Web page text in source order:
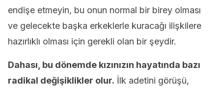
endişe etmeyin, bu onun normal bir birey olması
ve gelecekte başka erkeklerle kuracağı ilişkilere
hazırlıklı olması için gerekli olan bir şeydir.
Dahası, bu dönemde kızınızın hayatında bazı
radikal değişiklikler olur. İlk adetini görüşü,